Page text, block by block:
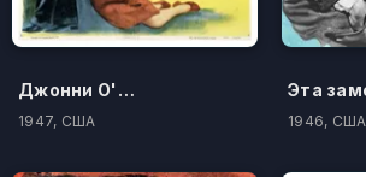
Джонни О'Клок
1947, США 1946, США